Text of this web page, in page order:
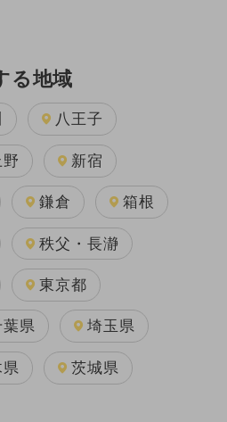
る地域
八王子
野 新宿
鎌倉 箱根
秩父・長瀞
東京都
葉県 埼玉県
県 茨城県